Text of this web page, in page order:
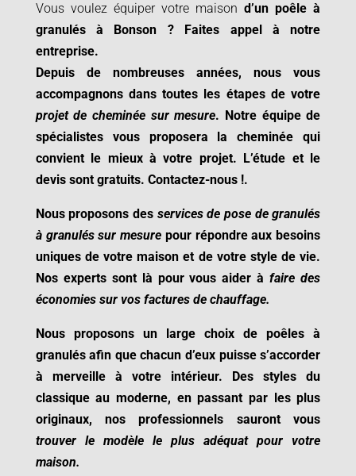
Vous voulez équiper votre maisond’un poêle à
granulés à
Bonson ? Faites appel à notre
entreprise.
Depuis de nombreuses années, nous vous
accompagnons dans toutes les étapes de votre
projet de cheminée sur mesure. Notre équipe de
spécialistes vous proposera la cheminée qui
convient le mieux à votre projet. L’étude et le
devis sont gratuits. Contactez-nous !.
Nous proposons des services de pose de granulés
à granulés sur mesure pour répondre aux besoins
uniques de votre maison et de votre style de vie.
Nos experts sont là pour vous aider àfaire des
économies sur vos factures de chauffage.
Nous proposons un large choix de poêles à
granulés afin que chacun d’eux puisse s’accorder
à merveille à votre intérieur. Des styles du
classique au moderne, en passant par les plus
originaux, nos professionnels sauront vous
trouver le modèle le plus adéquat pour votre
maison.